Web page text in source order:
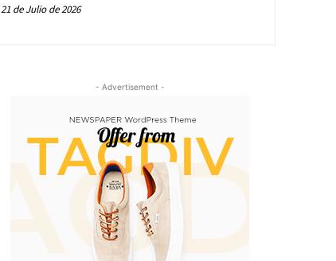
21 de Julio de 2026
- Advertisement -